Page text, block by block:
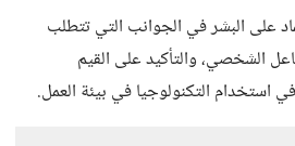
على البشر في الجوانب التي تتطلب
الشخصي، والتأكيد على القيم
استخدام التكنولوجيا في بيئة العمل.